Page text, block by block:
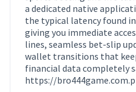
a dedicated native
the typical latency found
giving you immediate
lines, seamless bet-slip
wallet transitions that
financial data completely
https://